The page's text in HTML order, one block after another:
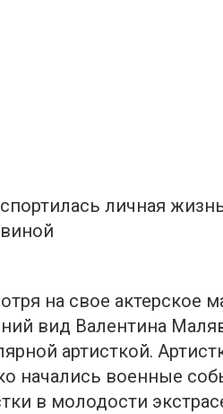
личная
на свое актерское
вид Валентина
артисткой.
начались военные
в молодости